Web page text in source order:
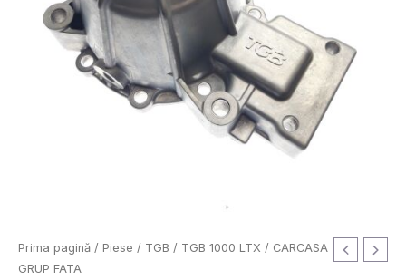
Prima pagină / Piese / TGB / TGB 1000 LTX / CARCASA
GRUP FATA
Cantitate
CARCASA